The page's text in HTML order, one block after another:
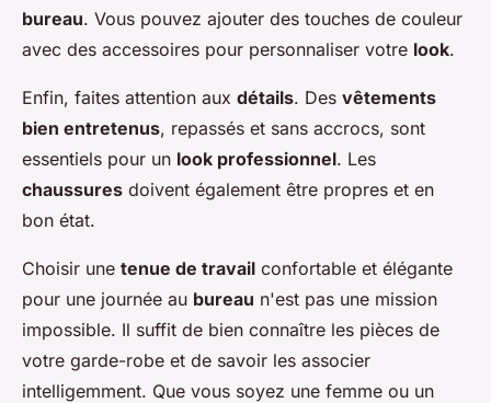
bureau. Vous pouvez ajouter des touches de couleur
avec des accessoires pour personnaliser votre look.
Enfin, faites attention aux détails. Des vêtements
bien entretenus, repassés et sans accrocs, sont
essentiels pour un look professionnel. Les
chaussures doivent également être propres et en
bon état.
Choisir une tenue de travail confortable et élégante
pour une journée au bureau n'est pas une mission
impossible. Il suffit de bien connaître les pièces de
votre garde-robe et de savoir les associer
intelligemment. Que vous soyez une femme ou un